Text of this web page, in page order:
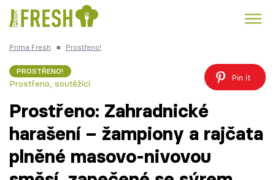
Česká kuchyně
Témata
Prima Fresh ■ Prostřeno!
PROSTŘENO!
Prostřeno, soutěžící
Pin it
Prostřeno: Zahradnické
harašení – žampiony a rajčata
plněné masovo-nivovou